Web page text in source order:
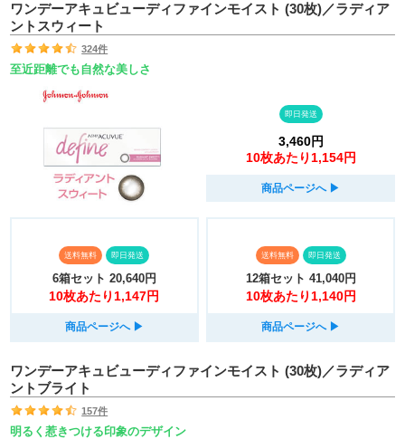
ワンデーアキュビューディファインモイスト (30枚)／ラディア
ントスウィート
324件
至近距離でも自然な美しさ
即日発送
3,460円
10枚あたり1,154円
商品ページへ ▶︎
送料無料 即日発送
6箱セット 20,640円
10枚あたり1,147円
商品ページへ ▶︎
送料無料 即日発送
12箱セット 41,040円
10枚あたり1,140円
商品ページへ ▶︎
ワンデーアキュビューディファインモイスト (30枚)／ラディア
ントブライト
157件
明るく惹きつける印象のデザイン